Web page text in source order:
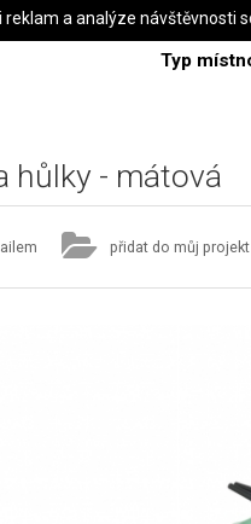
Typ
hůlky - mátová
přidat do můj projekt
a analýze návštěvnosti